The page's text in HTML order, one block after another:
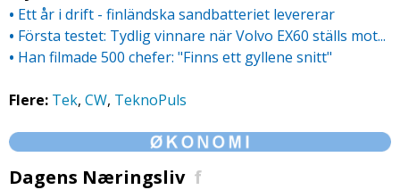
• Ett år i drift - finländska sandbatteriet levererar
• Första testet: Tydlig vinnare när Volvo EX60 ställs mot...
• Han filmade 500 chefer: "Finns ett gyllene snitt"
Flere: Tek, CW, TeknoPuls
Dagens Næringsliv f